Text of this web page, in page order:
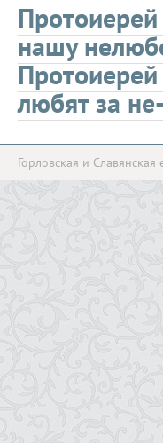
нашу
любят за
Горловская и